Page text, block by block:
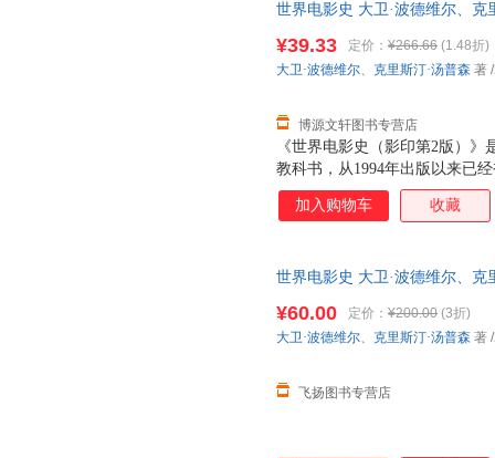
别是中国电影的研究篇幅，体
针对电影产业链条上的各个部
了原著的版式和索引部分，可
世界电影史 大卫·波德维尔、克
《世界电影史（影印第2版）
教科书，从1994年出版以来已
本。其在内容上浩繁渊博，上
片、纪录片到先锋实验电影，
别是中国电影的研究篇幅，体
针对电影产业链条上的各个部
了原著的版式和索引部分，可
¥39.33 定价： ¥266.66 (1.48折)
博源文轩图书专营店
大卫·波德维尔、 克里斯汀·汤普森 著
加入购物车 收藏
世界电影史 大卫·波德维尔、
¥60.00 定价： ¥200.00 (3折)
飞扬图书专营店
大卫·波德维尔、 克里斯汀·汤普森 著